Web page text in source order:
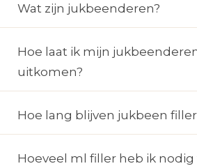
Wat zijn jukbeenderen?
Hoe laat ik mijn
uitkomen?
Hoe lang blijven jukbeen
Hoeveel ml filler heb ik nodig